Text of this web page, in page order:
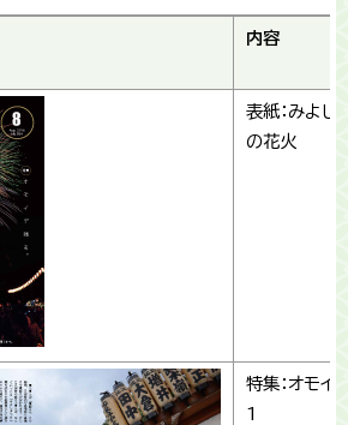
内容
表紙：みよし
の花火
特集：オモイ
1